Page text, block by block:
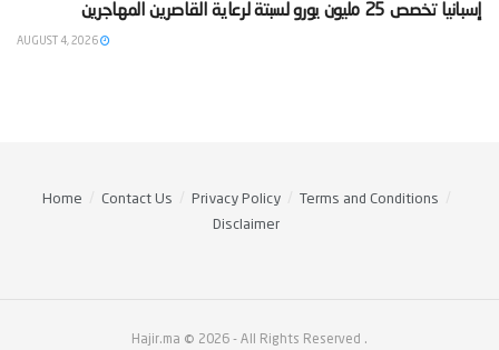
‫إسبانيا تخصص 25 مليون يورو لسبتة لرعاية القاصرين المهاجرين‬
Home Contact Us Privacy Policy
Terms and Conditions
Disclaimer
Hajir.ma © 2026 - All Rights Reserved .